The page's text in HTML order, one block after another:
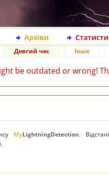
Архіви
Довгий час Інше
be outdated or wrong!
MyLightningDetection. Відстані